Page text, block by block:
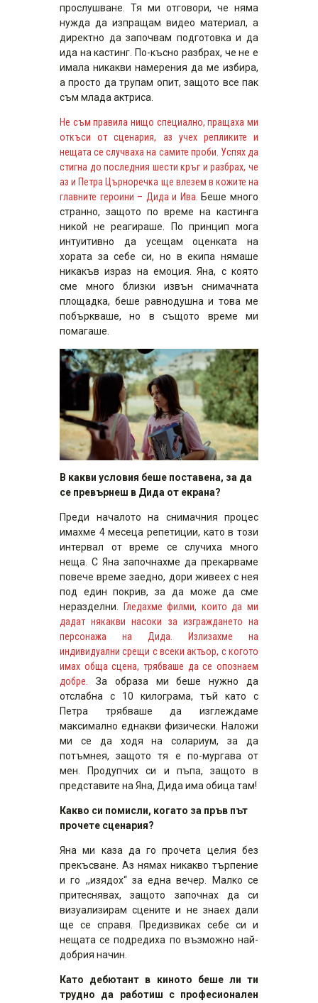
прослушване. Тя ми отговори, че няма
нужда да изпращам видео материал, а
директно да започвам подготовка и да
ида на кастинг. По-късно разбрах, че не е
имала никакви намерения да ме избира,
а просто да трупам опит, защото все пак
съм млада актриса.
Не съм правила нищо специално, пращаха ми
откъси от сценария, аз учех репликите и
нещата се случваха на самите проби. Успях да
стигна до последния шести кръг и разбрах, че
аз и Петра Църноречка ще влезем в кожите на
главните героини – Дида и Ива.
Беше много
странно, защото по време на кастинга
никой не реагираше. По принцип мога
интуитивно да усещам оценката на
хората за себе си, но в екипа нямаше
никакъв израз на емоция. Яна, с която
сме много близки извън снимачната
площадка, беше равнодушна и това ме
побъркваше, но в същото време ми
помагаше.
В какви условия беше поставена, за да
се превърнеш в Дида от екрана?
Преди началото на снимачния процес
имахме 4 месеца репетиции, като в този
интервал от време се случиха много
неща. С Яна започнахме да прекарваме
повече време заедно, дори живеех с нея
под един покрив, за да може да сме
неразделни.
Гледахме филми, които да ми
дадат някакви насоки за изграждането на
персонажа на Дида. Излизахме на
индивидуални срещи с всеки актьор, с когото
имах обща сцена, трябваше да се опознаем
добре.
За образа ми беше нужно да
отслабна с 10 килограма, тъй като с
Петра трябваше да изглеждаме
максимално еднакви физически. Наложи
ми се да ходя на солариум, за да
потъмнея, защото тя е по-мургава от
мен. Продупчих си и пъпа, защото в
представите на Яна, Дида има обица там!
Какво си помисли, когато за пръв път
прочете сценария?
Яна ми каза да го прочета целия без
прекъсване. Аз нямах никакво търпение
и го ,,изядох“ за една вечер. Малко се
притеснявах, защото започнах да си
визуализирам сцените и не знаех дали
ще се справя. Предизвиках себе си и
нещата се подредиха по възможно най-
добрия начин.
Като дебютант в киното беше ли ти
трудно да работиш с професионален